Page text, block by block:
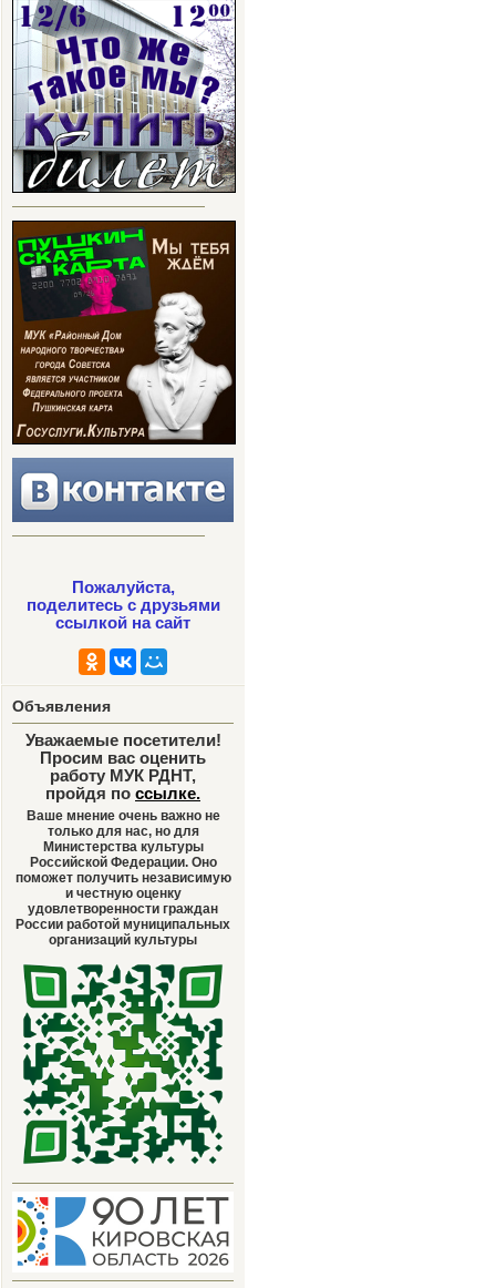
Пожалуйста,
поделитесь с друзьями
ссылкой на сайт
Объявления
Уважаемые посетители!
Просим вас оценить
работу МУК РДНТ,
пройдя по ссылке.
Ваше мнение очень важно не
только для нас, но для
Министерства культуры
Российской Федерации. Оно
поможет получить независимую
и честную оценку
удовлетворенности граждан
России работой муниципальных
организаций культуры